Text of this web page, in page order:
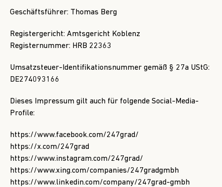
Geschäftsführer: Thomas Berg
Registergericht: Amtsgericht Koblenz
Registernummer: HRB 22363
Umsatzsteuer-Identifikationsnummer gemäß § 27a UStG:
DE274093166
Dieses Impressum gilt auch für folgende Social-Media-
Profile:
https://www.facebook.com/247grad/
https://x.com/247grad
https://www.instagram.com/247grad/
https://www.xing.com/companies/247gradgmbh
https://www.linkedin.com/company/247grad-gmbh